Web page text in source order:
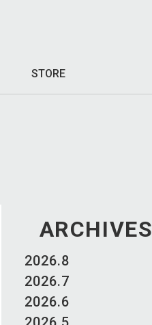
STORE
ARCHIVES
2026.8
2026.7
2026.6